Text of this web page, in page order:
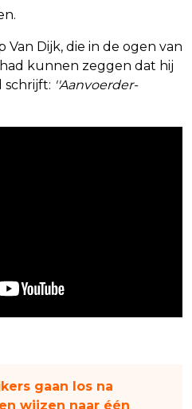
Van Dijk, die in de ogen van
kunnen zeggen dat hij
schrijft: ''Aanvoerder-
gaan los na
wijzen naar één